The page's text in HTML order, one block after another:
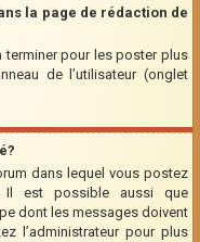
la page de rédaction de
terminer pour les poster plus
de l’utilisateur (onglet
dans lequel vous postez
Il est possible aussi que
dont les messages doivent
l’administrateur pour plus